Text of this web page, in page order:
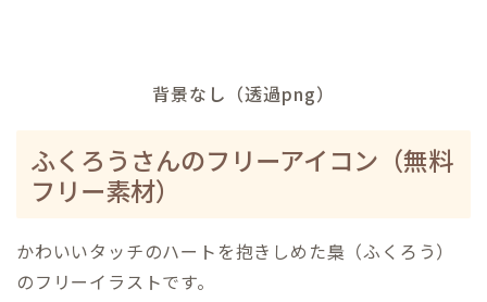
背景なし（透過png）
ふくろうさんのフリーアイコン（無料
フリー素材）
かわいいタッチのハートを抱きしめた梟（ふくろう）
のフリーイラストです。